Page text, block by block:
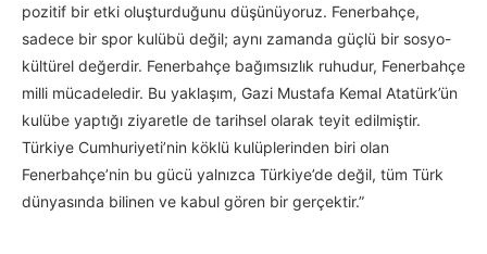
pozitif bir etki oluşturduğunu düşünüyoruz. Fenerbahçe,
sadece bir spor kulübü değil; aynı zamanda güçlü bir sosyo-
kültürel değerdir. Fenerbahçe bağımsızlık ruhudur, Fenerbahçe
milli mücadeledir. Bu yaklaşım, Gazi Mustafa Kemal Atatürk’ün
kulübe yaptığı ziyaretle de tarihsel olarak teyit edilmiştir.
Türkiye Cumhuriyeti’nin köklü kulüplerinden biri olan
Fenerbahçe’nin bu gücü yalnızca Türkiye’de değil, tüm Türk
dünyasında bilinen ve kabul gören bir gerçektir.”